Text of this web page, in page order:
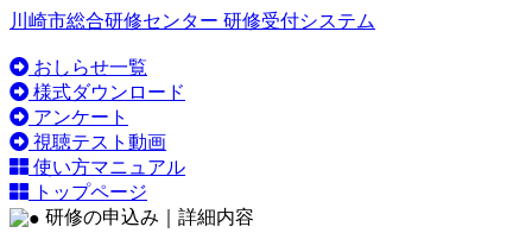
川崎市総合研修センター 研修受付システム
おしらせ一覧
様式ダウンロード
アンケート
視聴テスト動画
使い方マニュアル
トップページ
研修の申込み｜詳細内容